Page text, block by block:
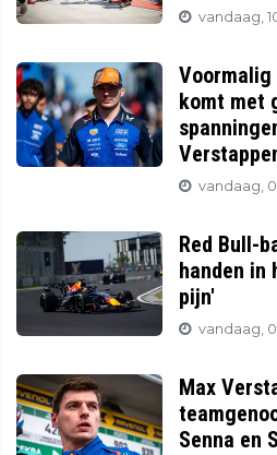
vandaag,
Voormalig
komt met
vandaag,
Red Bull-
handen in
pijn'
vandaag,
Max
Senna en